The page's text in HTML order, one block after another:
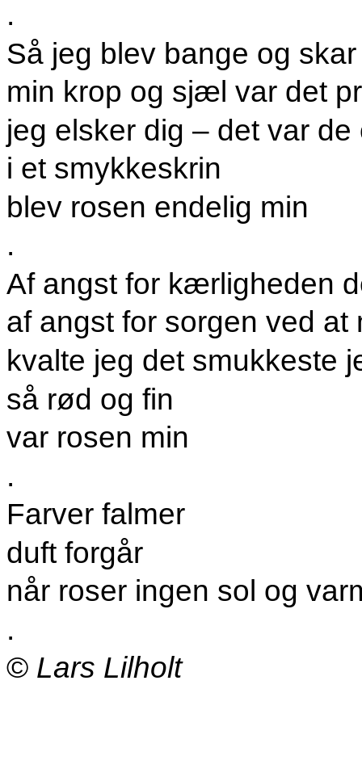
.
Så jeg blev bange og
min krop og sjæl var det
jeg elsker dig – det var
i et smykkeskrin
blev rosen endelig min
.
Af angst for kærligheden
af angst for sorgen ved at
kvalte jeg det smukkeste
så rød og fin
var rosen min
.
Farver falmer
duft forgår
når roser ingen sol og
.
© Lars Lilholt